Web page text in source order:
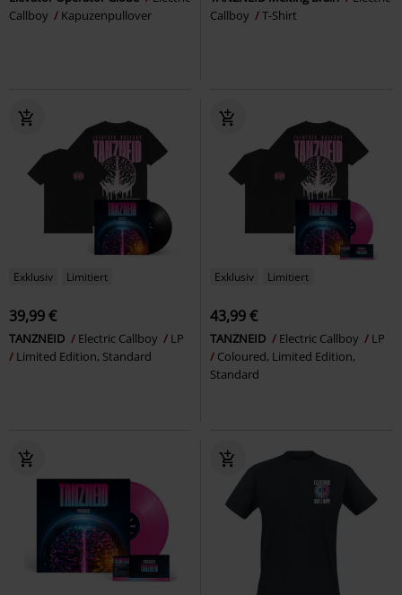
Callboy
Kapuzenpullover
Callboy
T-Shirt
Exklusiv Limitiert
39,99 €
TANZNEID Electric Callboy
LP
Limited Edition, Standard
Exklusiv Limitiert
43,99 €
TANZNEID Electric Callboy
LP
Coloured, Limited Edition,
Standard